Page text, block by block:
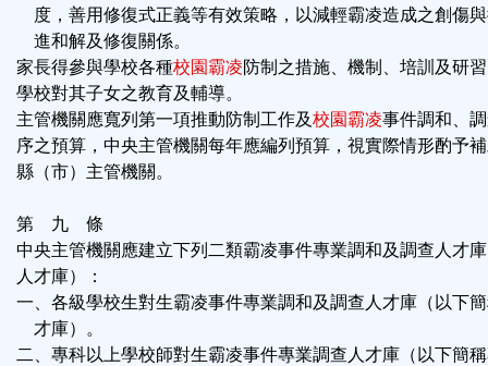
度，善用修復式正義等有效策略，以減輕霸凌造成之創傷
進和解及修復關係。
家長得參與學校各種校園霸凌防制之措施、機制、培訓及研
學校對其子女之教育及輔導。
主管機關應寬列第一項推動防制工作及校園霸凌事件調和、
序之預算，中央主管機關每年應編列預算，視實際情形酌予
縣（市）主管機關。
第 九 條
中央主管機關應建立下列二類霸凌事件專業調和及調查人才
人才庫）：
一、各級學校生對生霸凌事件專業調和及調查人才庫（以下
才庫）。
二、專科以上學校師對生霸凌事件專業調查人才庫（以下簡